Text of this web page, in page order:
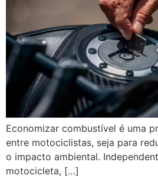
Economizar combustível é uma
entre motociclistas, seja para
o impacto ambiental.
motocicleta, […]